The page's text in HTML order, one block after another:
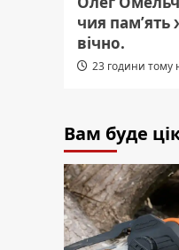
чия
вічно.
23 години тому
Вам буде